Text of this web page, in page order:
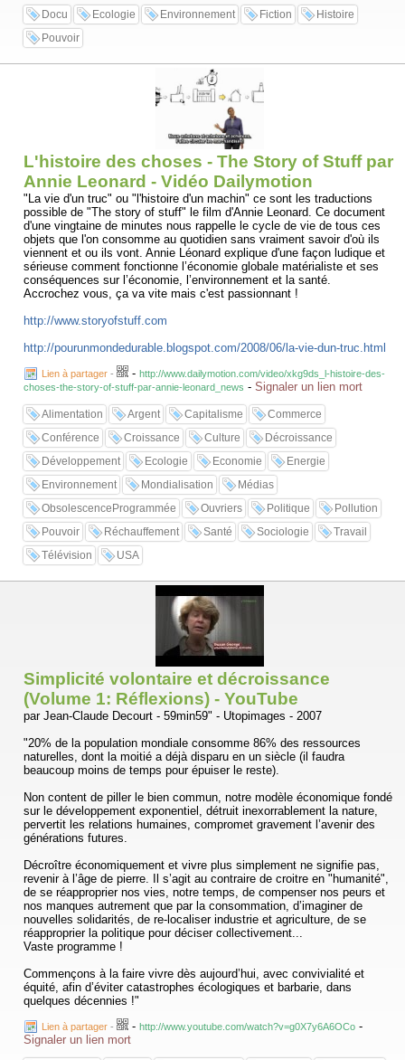
Docu Ecologie Environnement Fiction
Histoire
Pouvoir
L'histoire des choses - The Story of Stuff par
Annie Leonard - Vidéo Dailymotion
"La vie d'un truc" ou "l'histoire d'un machin" ce sont les traductions
possible de "The story of stuff" le film d'Annie Leonard. Ce document
d'une vingtaine de minutes nous rappelle le cycle de vie de tous ces
objets que l'on consomme au quotidien sans vraiment savoir d'où ils
viennent et ou ils vont. Annie Léonard explique d'une façon ludique et
sérieuse comment fonctionne l’économie globale matérialiste et ses
conséquences sur l’économie, l’environnement et la santé.
Accrochez vous, ça va vite mais c'est passionnant !
http://www.storyofstuff.com
http://pourunmondedurable.blogspot.com/2008/06/la-vie-dun-truc.html
Lien à partager - - http://www.dailymotion.com/video/xkg9ds_l-histoire-des-
choses-the-story-of-stuff-par-annie-leonard_news - Signaler un lien mort
Alimentation Argent Capitalisme
Commerce
Conférence
Croissance Culture
Décroissance
Développement
Ecologie Economie
Energie
Environnement
Mondialisation
Médias
ObsolescenceProgrammée
Ouvriers Politique
Pollution
Pouvoir
Réchauffement Santé Sociologie
Travail
Télévision
USA
Simplicité volontaire et décroissance
(Volume 1: Réflexions) - YouTube
par Jean-Claude Decourt - 59min59" - Utopimages - 2007
"20% de la population mondiale consomme 86% des ressources
naturelles, dont la moitié a déjà disparu en un siècle (il faudra
beaucoup moins de temps pour épuiser le reste).
Non content de piller le bien commun, notre modèle économique fondé
sur le développement exponentiel, détruit inexorrablement la nature,
pervertit les relations humaines, compromet gravement l’avenir des
générations futures.
Décroître économiquement et vivre plus simplement ne signifie pas,
revenir à l’âge de pierre. Il s’agit au contraire de croitre en "humanité",
de se réapproprier nos vies, notre temps, de compenser nos peurs et
nos manques autrement que par la consommation, d’imaginer de
nouvelles solidarités, de re-localiser industrie et agriculture, de se
réapproprier la politique pour déciser collectivement...
Vaste programme !
Commençons à la faire vivre dès aujourd’hui, avec convivialité et
équité, afin d’éviter catastrophes écologiques et barbarie, dans
quelques décennies !"
Lien à partager - - http://www.youtube.com/watch?v=g0X7y6A6OCo -
Signaler un lien mort